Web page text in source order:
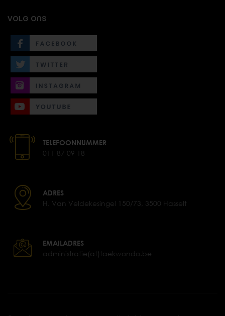
VOLG ONS
TELEFOONNUMMER
011 87 09 18
ADRES
H. Van Veldekesingel 150/73, 3500 Hasselt
EMAILADRES
administratie(at)taekwondo.be